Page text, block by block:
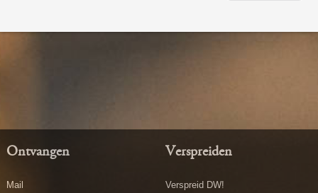
Ontvangen
Mail
Verspreiden
Verspreid DW!